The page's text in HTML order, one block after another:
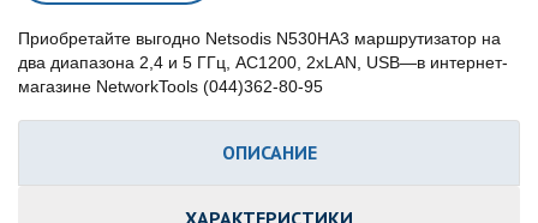
Приобретайте выгодно Netsodis N530HA3 маршрутизатор на
два диапазона 2,4 и 5 ГГц, AC1200, 2xLAN, USB—в интернет-
магазине NetworkTools (044)362-80-95
ОПИСАНИЕ
ХАРАКТЕРИСТИКИ